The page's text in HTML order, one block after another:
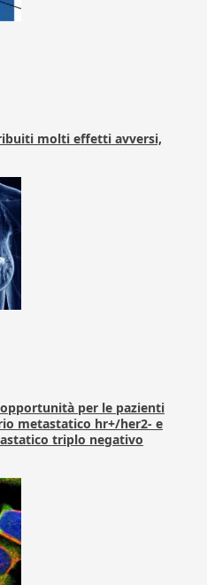
molti effetti avversi,
per le pazienti
metastatico hr+/her2- e
triplo negativo